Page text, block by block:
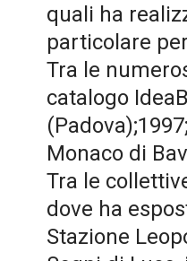
quali ha
particolare
Tra le
catalogo
Monaco di
Tra le
dove ha
Stazione